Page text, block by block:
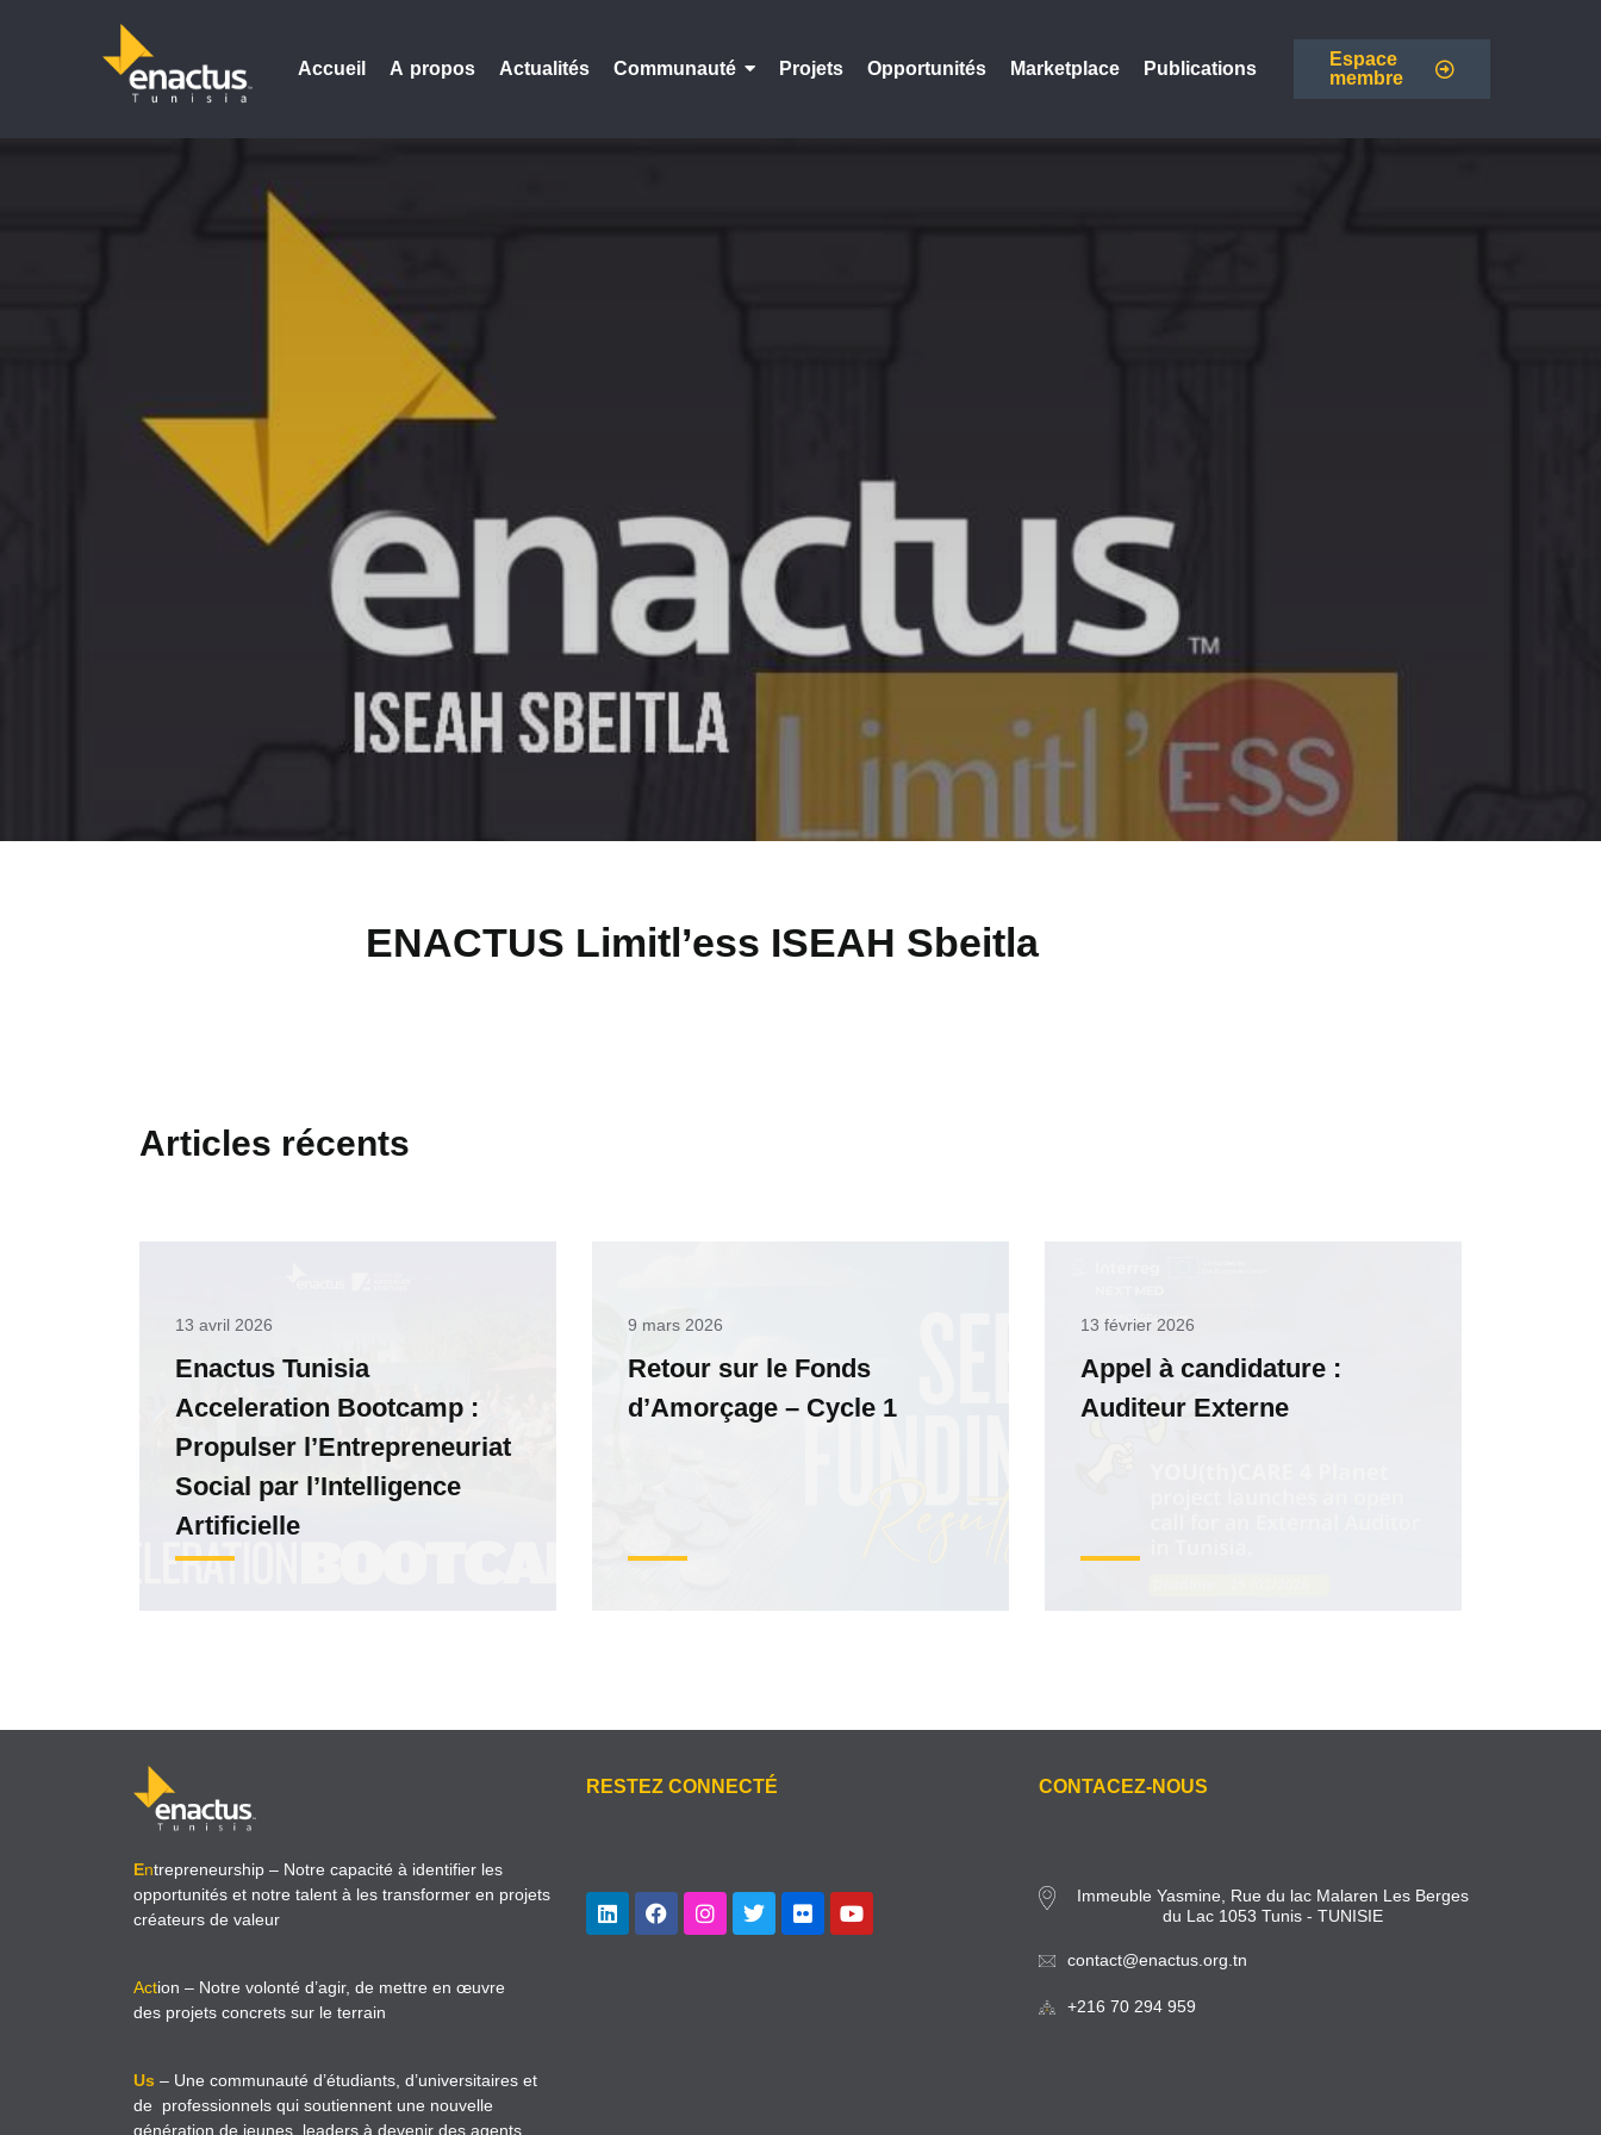
Accueil A propos Actualités Communauté Projets Opportunités Marketplace Publications
Espace
membre
ENACTUS Limitl’ess ISEAH Sbeitla
Articles récents
13 avril 2026
Enactus Tunisia
Acceleration Bootcamp :
Propulser l’Entrepreneuriat
Social par l’Intelligence
Artificielle
9 mars 2026
Retour sur le Fonds
d’Amorçage – Cycle 1
13 février 2026
Appel à candidature :
Auditeur Externe
Entrepreneurship – Notre capacité à identifier les
opportunités et notre talent à les transformer en projets
créateurs de valeur
Action – Notre volonté d’agir, de mettre en œuvre
des projets concrets sur le terrain
Us – Une communauté d’étudiants, d’universitaires et
de professionnels qui soutiennent une nouvelle
génération de jeunes leaders à devenir des agents
RESTEZ CONNECTÉ CONTACEZ-NOUS
Immeuble Yasmine, Rue du lac Malaren Les Berges
du Lac 1053 Tunis - TUNISIE
contact@enactus.org.tn
+216 70 294 959